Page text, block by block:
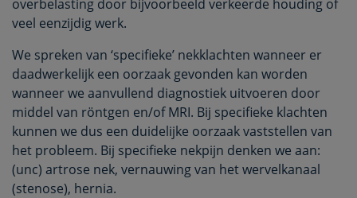
overbelasting door bijvoorbeeld verkeerde houding of
veel eenzijdig werk.
We spreken van ‘specifieke’ nekklachten wanneer er
daadwerkelijk een oorzaak gevonden kan worden
wanneer we aanvullend diagnostiek uitvoeren door
middel van röntgen en/of MRI. Bij specifieke klachten
kunnen we dus een duidelijke oorzaak vaststellen van
het probleem. Bij specifieke nekpijn denken we aan:
(unc) artrose nek, vernauwing van het wervelkanaal
(stenose), hernia.